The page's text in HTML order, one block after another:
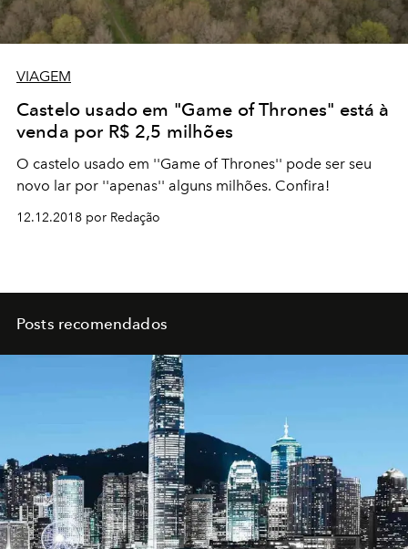
VIAGEM
Castelo usado em "Game of Thrones" está à
venda por R$ 2,5 milhões
O castelo usado em ''Game of Thrones'' pode ser seu
novo lar por ''apenas'' alguns milhões. Confira!
12.12.2018 por Redação
Posts recomendados